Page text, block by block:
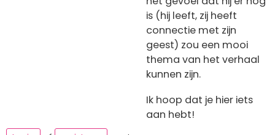
is (hij leeft, zij heeft
connectie met zijn
geest) zou een mooi
thema van het verhaal
kunnen zijn.
Ik hoop dat je hier iets
aan hebt!